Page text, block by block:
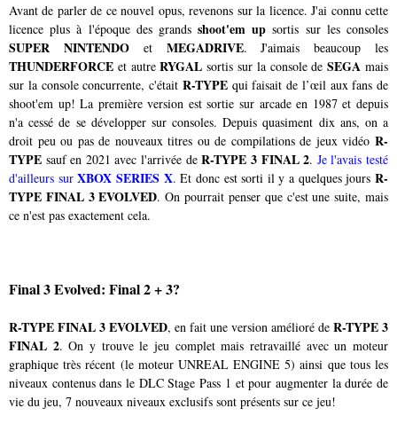
Avant de parler de ce nouvel opus, revenons sur la licence. J'ai connu cette
licence plus à l'époque des grandsshoot'em up sortis sur les consoles
SUPER NINTENDOet MEGADRIVE. J'aimais beaucoup les
THUNDERFORCE et autreRYGALsortis sur la console deSEGA mais
sur la console concurrente, c'était R-TYPEqui faisait de l’œil aux fans de
shoot'em up! La première version est sortie sur arcade en 1987 et depuis
n'a cessé de se développer sur consoles. Depuis quasiment dix ans, on a
droit peu ou pas de nouveaux titres ou de compilations de jeux vidéo R-
TYPE sauf en 2021 avec l'arrivée deR-TYPE 3 FINAL 2. Je l'avais testé
d'ailleurs surXBOX SERIES X. Et donc est sorti il y a quelques joursR-
TYPE FINAL 3 EVOLVED. On pourrait penser que c'est une suite, mais
ce n'est pas exactement cela.
Final 3 Evolved: Final 2 + 3?
R-TYPE FINAL 3 EVOLVED, en fait une version amélioré de R-TYPE 3
FINAL 2. On y trouve le jeu complet mais retravaillé avec un moteur
graphique très récent (le moteur UNREAL ENGINE 5) ainsi que tous les
niveaux contenus dans le DLC Stage Pass 1 et pour augmenter la durée de
vie du jeu, 7 nouveaux niveaux exclusifs sont présents sur ce jeu!